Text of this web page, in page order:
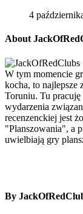
4
About
W tym momencie
kocha, to najlepsze
Toruniu. Tu
wydarzenia
recenzenckiej jest
"Planszowania", a
uwielbiają gry
By